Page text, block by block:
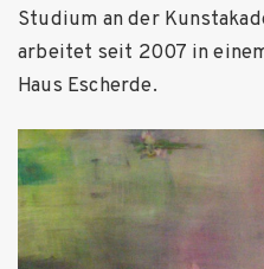
Studium an der
arbeitet seit 2007 in
Haus Escherde.